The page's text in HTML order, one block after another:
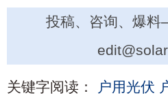
投稿、咨询、爆
关键字阅读： 户用光伏